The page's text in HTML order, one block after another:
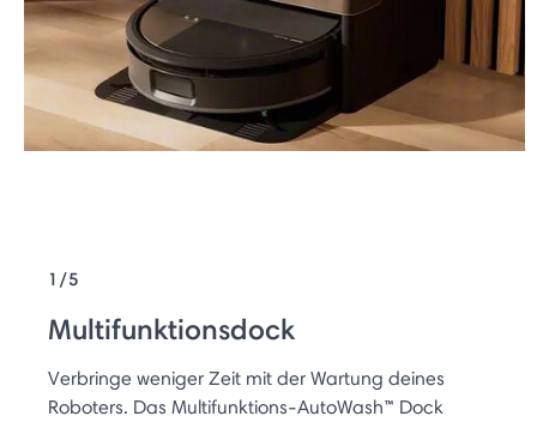
1/5
Multifunktionsdock
Verbringe weniger Zeit mit der Wartung deines
Roboters. Das Multifunktions-AutoWash™ Dock